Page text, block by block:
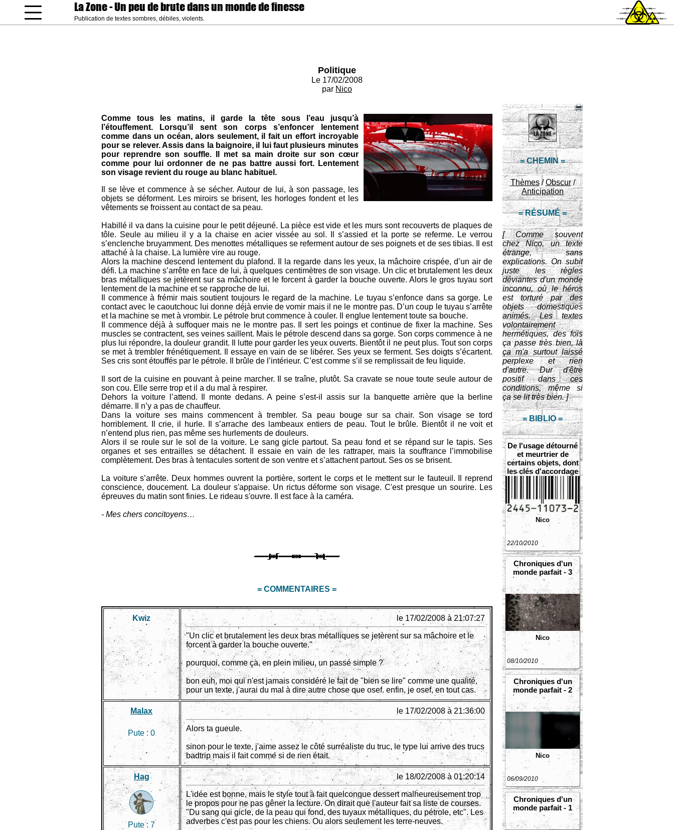
La Zone- Un peu de brute dans un monde de finesse
Publication de textes sombres, débiles, violents.
Politique
Le 17/02/2008
par Nico
= CHEMIN =
Thèmes/Obscur/
Anticipation
= RÉSUMÉ =
[ Comme souvent
chez Nico, un texte
étrange, sans
explications. On subit
juste les règles
déviantes d'un monde
inconnu, où le héros
est torturé par des
objets domestiques
animés. Les textes
volontairement
hermétiques, des fois
ça passe très bien, là
ça m'a surtout laissé
perplexe et rien
d'autre. Dur d'être
positif dans ces
conditions, même si
ça se lit très bien. ]
= BIBLIO =
De l'usage détourné
et meurtrier de
certains objets, dont
les clés d'accordage
Nico
22/10/2010
Chroniques d'un
monde parfait - 3
Nico
08/10/2010
Chroniques d'un
monde parfait - 2
Nico
06/09/2010
Chroniques d'un
monde parfait - 1
Comme tous les matins, il garde la tête sous l’eau jusqu’à
l’étouffement. Lorsqu’il sent son corps s’enfoncer lentement
comme dans un océan, alors seulement, il fait un effort incroyable
pour se relever. Assis dans la baignoire, il lui faut plusieurs minutes
pour reprendre son souffle. Il met sa main droite sur son cœur
comme pour lui ordonner de ne pas battre aussi fort. Lentement
son visage revient du rouge au blanc habituel.
Il se lève et commence à se sécher. Autour de lui, à son passage, les
objets se déforment. Les miroirs se brisent, les horloges fondent et les
vêtements se froissent au contact de sa peau.
Habillé il va dans la cuisine pour le petit déjeuné. La pièce est vide et les murs sont recouverts de plaques de
tôle. Seule au milieu il y a la chaise en acier vissée au sol. Il s’assied et la porte se referme. Le verrou
s’enclenche bruyamment. Des menottes métalliques se referment autour de ses poignets et de ses tibias. Il est
attaché à la chaise. La lumière vire au rouge.
Alors la machine descend lentement du plafond. Il la regarde dans les yeux, la mâchoire crispée, d’un air de
défi. La machine s’arrête en face de lui, à quelques centimètres de son visage. Un clic et brutalement les deux
bras métalliques se jetèrent sur sa mâchoire et le forcent à garder la bouche ouverte. Alors le gros tuyau sort
lentement de la machine et se rapproche de lui.
Il commence à frémir mais soutient toujours le regard de la machine. Le tuyau s’enfonce dans sa gorge. Le
contact avec le caoutchouc lui donne déjà envie de vomir mais il ne le montre pas. D’un coup le tuyau s’arrête
et la machine se met à vrombir. Le pétrole brut commence à couler. Il englue lentement toute sa bouche.
Il commence déjà à suffoquer mais ne le montre pas. Il sert les poings et continue de fixer la machine. Ses
muscles se contractent, ses veines saillent. Mais le pétrole descend dans sa gorge. Son corps commence à ne
plus lui répondre, la douleur grandit. Il lutte pour garder les yeux ouverts. Bientôt il ne peut plus. Tout son corps
se met à trembler frénétiquement. Il essaye en vain de se libérer. Ses yeux se ferment. Ses doigts s’écartent.
Ses cris sont étouffés par le pétrole. Il brûle de l’intérieur. C’est comme s’il se remplissait de feu liquide.
Il sort de la cuisine en pouvant à peine marcher. Il se traîne, plutôt. Sa cravate se noue toute seule autour de
son cou. Elle serre trop et il a du mal à respirer.
Dehors la voiture l’attend. Il monte dedans. A peine s’est-il assis sur la banquette arrière que la berline
démarre. Il n’y a pas de chauffeur.
Dans la voiture ses mains commencent à trembler. Sa peau bouge sur sa chair. Son visage se tord
horriblement. Il crie, il hurle. Il s’arrache des lambeaux entiers de peau. Tout le brûle. Bientôt il ne voit et
n’entend plus rien, pas même ses hurlements de douleurs.
Alors il se roule sur le sol de la voiture. Le sang gicle partout. Sa peau fond et se répand sur le tapis. Ses
organes et ses entrailles se détachent. Il essaie en vain de les rattraper, mais la souffrance l’immobilise
complètement. Des bras à tentacules sortent de son ventre et s’attachent partout. Ses os se brisent.
La voiture s’arrête. Deux hommes ouvrent la portière, sortent le corps et le mettent sur le fauteuil. Il reprend
conscience, doucement. La douleur s'appaise. Un rictus déforme son visage. C'est presque un sourire. Les
épreuves du matin sont finies. Le rideau s'ouvre. Il est face à la caméra.
- Mes chers concitoyens…
= COMMENTAIRES =
Kwiz le 17/02/2008 à 21:07:27
"Un clic et brutalement les deux bras métalliques se jetèrent sur sa mâchoire et le
forcent à garder la bouche ouverte."
pourquoi, comme ça, en plein milieu, un passé simple ?
bon euh, moi qui n'est jamais considéré le fait de "bien se lire" comme une qualité,
pour un texte, j'aurai du mal à dire autre chose que osef. enfin, je osef, en tout cas.
Malax
Pute : 0
le 17/02/2008 à 21:36:00
Alors ta gueule.
sinon pour le texte, j'aime assez le côté surréaliste du truc, le type lui arrive des trucs
badtrip mais il fait comme si de rien était.
Hag
Pute : 7
le 18/02/2008 à 01:20:14
L'idée est bonne, mais le style tout à fait quelconque dessert malheureusement trop
le propos pour ne pas gêner la lecture. On dirait que l'auteur fait sa liste de courses.
"Du sang qui gicle, de la peau qui fond, des tuyaux métalliques, du pétrole, etc". Les
adverbes c'est pas pour les chiens. Ou alors seulement les terre-neuves.